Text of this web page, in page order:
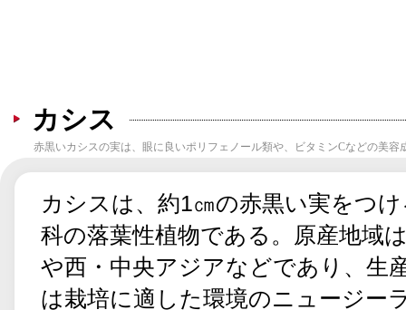
カシス
赤黒いカシスの実は、眼に良いポリフェノール類や、ビタミンCなどの美容
カシスは、約1㎝の赤黒い実をつ
科の落葉性植物である。原産地域
や西・中央アジアなどであり、生
は栽培に適した環境のニュージー